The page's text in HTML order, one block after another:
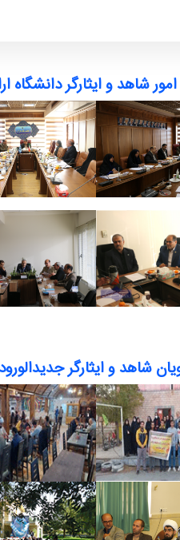
شاهد و ایثارگر دانشگاه
و ایثارگر